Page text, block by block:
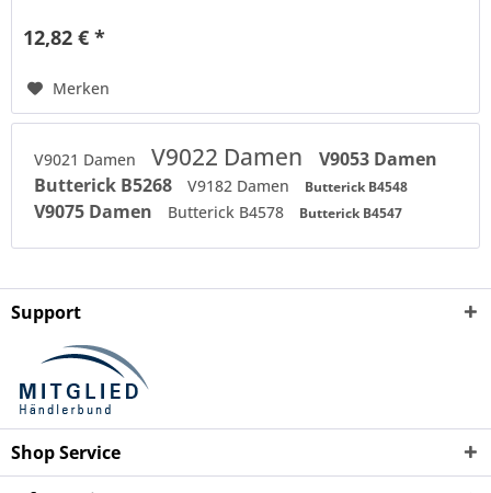
12,82 € *
Merken
V9021 Damen V9022 Damen
V9053 Damen
Butterick B5268
V9182 Damen Butterick B4548
V9075 Damen Butterick B4578 Butterick B4547
Support
Shop Service